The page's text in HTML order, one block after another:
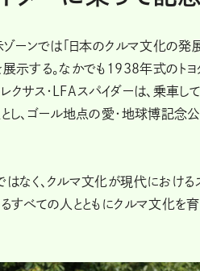
ーンでは「日本のクルマ文化の発
する。なかでも1938年式のトヨ
クサス・LFAスパイダーは、乗車
し、ゴール地点の愛・地球博記念
なく、クルマ文化が現代におけ
すべての人とともにクルマ文化を